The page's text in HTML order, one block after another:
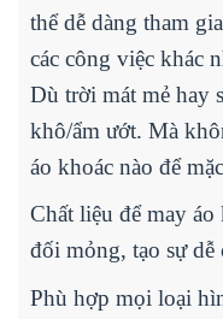
thể dễ dàng tham
các công việc khác
Dù trời mát mẻ hay
khô/ẩm ướt. Mà
áo khoác nào để
Chất liệu để may
đối mỏng, tạo sự
Phù hợp mọi loại